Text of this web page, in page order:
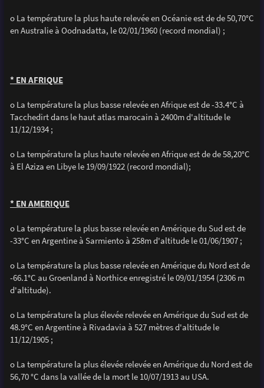
o La température la plus haute relevée en Océanie est de de 50,70°C
en Australie à Oodnadatta, le 02/01/1960 (record mondial) ;
* EN AFRIQUE
o La température la plus basse relevée en Afrique est de -33.4°C à
Tacchedirt dans le haut atlas marocain à 2400m d'altitude le
11/12/1934 ;
o La température la plus haute relevée en Afrique est de de 58,20°C
à El Aziza en Libye le 19/09/1922 (record mondial);
* EN AMERIQUE
o La température la plus basse relevée en Amérique du Sud est de
-33°C en Argentine à Sarmiento à 258m d'altitude le 01/06/1907 ;
o La température la plus basse relevée en Amérique du Nord est de
-66.1°C au Groenland à Northice enregistré le 09/01/1954 (2306 m
d'altitude).
o La température la plus élevée relevée en Amérique du Sud est de
48.9°C en Argentine à Rivadavia à 527 mètres d'altitude le
11/12/1905 ;
o La température la plus élevée relevée en Amérique du Nord est de
56,70 °C dans la vallée de la mort le 10/07/1913 au USA.